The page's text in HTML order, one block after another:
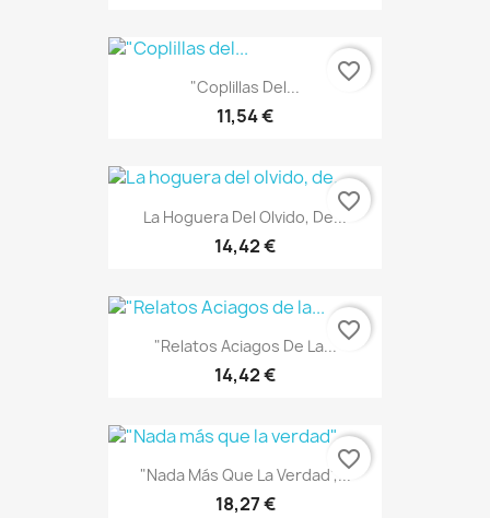
"Coplillas Del...
11,54 €
favorite_border
La Hoguera Del Olvido, De...
14,42 €
favorite_border
"Relatos Aciagos De La...
14,42 €
favorite_border
"Nada Más Que La Verdad",...
18,27 €
favorite_border